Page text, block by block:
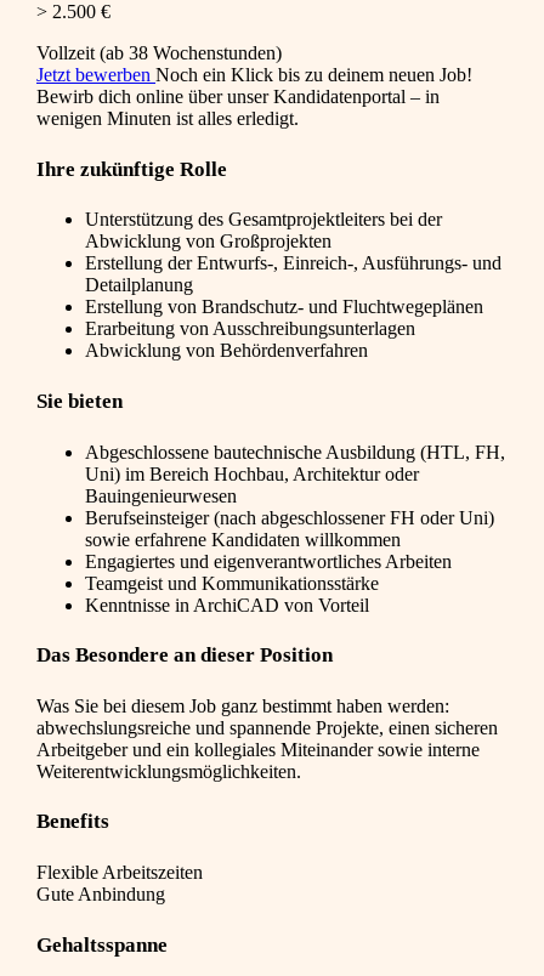
> 2.500 €
Vollzeit (ab 38 Wochenstunden)
Jetzt bewerben Noch ein Klick bis zu deinem neuen Job!
Bewirb dich online über unser Kandidatenportal – in
wenigen Minuten ist alles erledigt.
Ihre zukünftige Rolle
Unterstützung des Gesamtprojektleiters bei der
Abwicklung von Großprojekten
Erstellung der Entwurfs-, Einreich-, Ausführungs- und
Detailplanung
Erstellung von Brandschutz- und Fluchtwegeplänen
Erarbeitung von Ausschreibungsunterlagen
Abwicklung von Behördenverfahren
Sie bieten
Abgeschlossene bautechnische Ausbildung (HTL, FH,
Uni) im Bereich Hochbau, Architektur oder
Bauingenieurwesen
Berufseinsteiger (nach abgeschlossener FH oder Uni)
sowie erfahrene Kandidaten willkommen
Engagiertes und eigenverantwortliches Arbeiten
Teamgeist und Kommunikationsstärke
Kenntnisse in ArchiCAD von Vorteil
Das Besondere an dieser Position
Was Sie bei diesem Job ganz bestimmt haben werden:
abwechslungsreiche und spannende Projekte, einen sicheren
Arbeitgeber und ein kollegiales Miteinander sowie interne
Weiterentwicklungsmöglichkeiten.
Benefits
Flexible Arbeitszeiten
Gute Anbindung
Gehaltsspanne